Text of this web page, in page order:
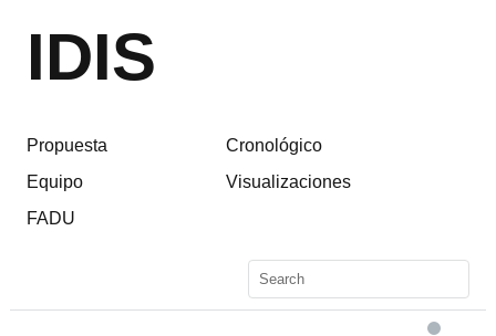
IDIS
Propuesta
Equipo
FADU
Cronológico
Visualizaciones